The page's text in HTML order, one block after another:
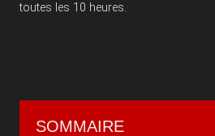
toutes les 10 heures.
SOMMAIRE